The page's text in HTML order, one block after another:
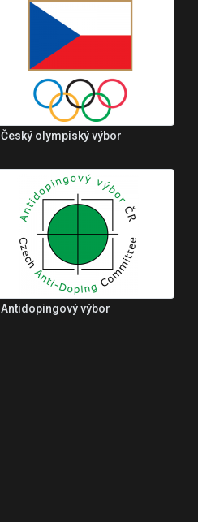
Český olympiský výbor
Antidopingový výbor